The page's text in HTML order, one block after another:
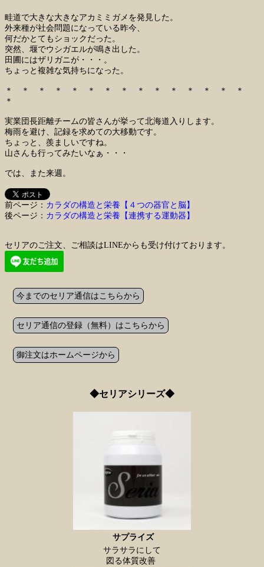
畦道で大きな大きなアカミミガメを発見した。
外来種が社会問題になっている昨今、
何だかとてもショックだった。
突然、堰でウシガエルが鳴き出した。
田圃にはザリガニが・・・。
ちょっと複雑な気持ちになった。
＊ ＊ ＊ ＊ ＊ ＊ ＊ ＊ ＊ ＊ ＊ ＊ ＊ ＊ ＊
＊
実業団長距離チームの皆さんが挙って北海道入りします。
梅雨を避け、記録を求めての大移動です。
ちょっと、羨ましいですね。
山さんも行ってみたいなぁ・・・
では、また来週。
前ページ： カラダの構造と栄養【４つの器官と脳】
後ページ： カラダの構造と栄養【連携する運動器】
セリアのご注文、ご相談はLINEからも受け付けております。
今までのセリア通信はこちらから
セリア通信の登録（無料）はこちらから
御注文はホームページから
◆セリアシリーズ◆
サプライズ
サラサラにして
図る体質改善